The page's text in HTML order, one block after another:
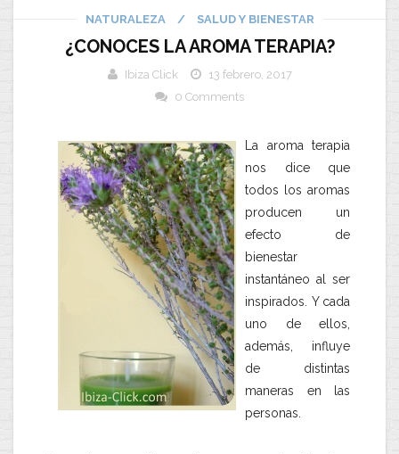
NATURALEZA / SALUD Y BIENESTAR
¿CONOCES LA AROMA TERAPIA?
Ibiza Click
13 febrero, 2017
0 Comments
La aroma terapia
nos dice que
todos los aromas
producen un
efecto de
bienestar
instantáneo al ser
inspirados. Y cada
uno de ellos,
además, influye
de distintas
maneras en las
personas.